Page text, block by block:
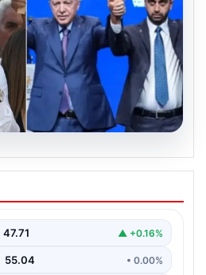
Saygı’
Çelik ne olduğunu tek
altına niye imza atsın?’
İradesine Saygı’ Yürüyüşü ve
“content”: “ Tuzla…
47.71 ▲ +0.16%
55.04 • 0.00%